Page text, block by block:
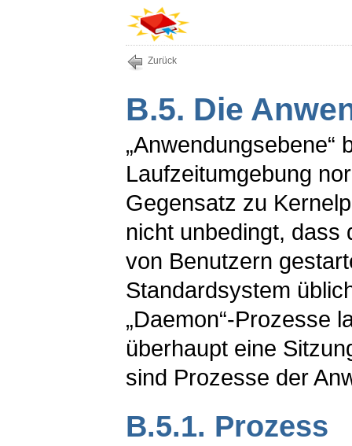
Zurück
B.5. Die
„Anwendungsebene“
Laufzeitumgebung
Gegensatz zu
nicht unbedingt, dass
von Benutzern
Standardsystem
„Daemon“-Prozesse
überhaupt eine
sind Prozesse der
B.5.1. Prozess